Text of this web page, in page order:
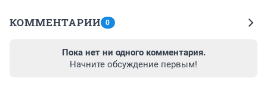
КОММЕНТАРИИ 0
Пока нет ни одного комментария.
Начните обсуждение первым!